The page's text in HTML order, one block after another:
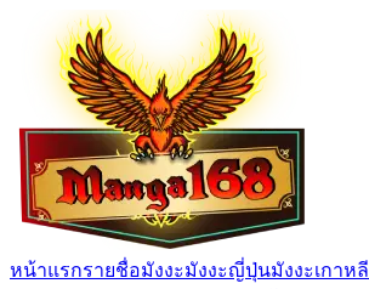
หน้าแรกรายชื่อมังงะมังงะญี่ปุ่นมังงะเกาหลี